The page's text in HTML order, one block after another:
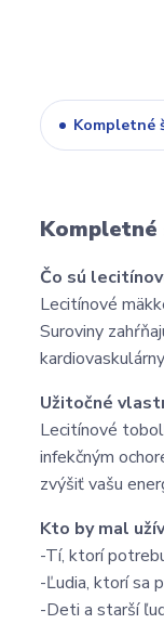
Kompletné
Kompletné
Čo sú
Lecitínové
Suroviny
Užitočné
Lecitínové
infekčným
zvýšiť vašu
Kto by mal
-Tí, ktorí
-Ľudia, ktorí sa
-Deti a starší